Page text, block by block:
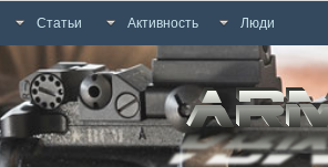
Статьи Активность Люди